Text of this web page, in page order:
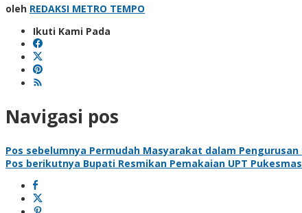
oleh REDAKSI METRO TEMPO
Ikuti Kami Pada
Navigasi pos
Pos sebelumnya Permudah Masyarakat dalam Pengurusan
Pos berikutnya Bupati Resmikan Pemakaian UPT